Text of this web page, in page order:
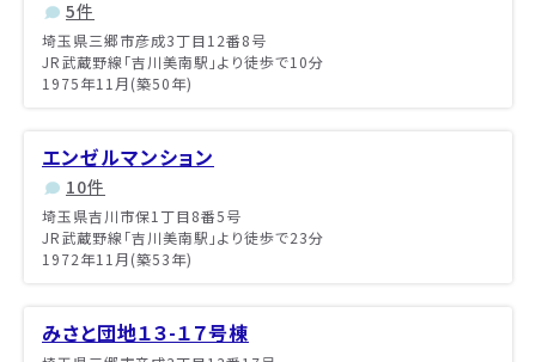
5件
埼玉県三郷市彦成3丁目12番8号
JR武蔵野線「吉川美南駅」より徒歩で10分
1975年11月(築50年)
エンゼルマンション
10件
埼玉県吉川市保1丁目8番5号
JR武蔵野線「吉川美南駅」より徒歩で23分
1972年11月(築53年)
みさと団地１３-１７号棟